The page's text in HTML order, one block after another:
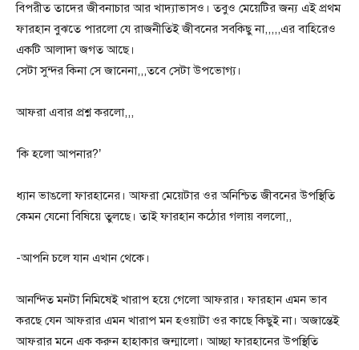
বিপরীত তাদের জীবনাচার আর খাদ্যাভাসও। তবুও মেয়েটির জন্য এই প্রথম
ফারহান বুঝতে পারলো যে রাজনীতিই জীবনের সবকিছু না,,,,,এর বাহিরেও
একটি আলাদা জগত আছে।
সেটা সুন্দর কিনা সে জানেনা,,,তবে সেটা উপভোগ্য।
আফরা এবার প্রশ্ন করলো,,,
‘কি হলো আপনার?’
ধ্যান ভাঙলো ফারহানের। আফরা মেয়েটার ওর অনিশ্চিত জীবনের উপস্থিতি
কেমন যেনো বিষিয়ে তুলছে। তাই ফারহান কঠোর গলায় বললো,,
-আপনি চলে যান এখান থেকে।
আনন্দিত মনটা নিমিষেই খারাপ হয়ে গেলো আফরার। ফারহান এমন ভাব
করছে যেন আফরার এমন খারাপ মন হওয়াটা ওর কাছে কিছুই না। অজান্তেই
আফরার মনে এক করুন হাহাকার জন্মালো। আচ্ছা ফারহানের উপস্থিতি